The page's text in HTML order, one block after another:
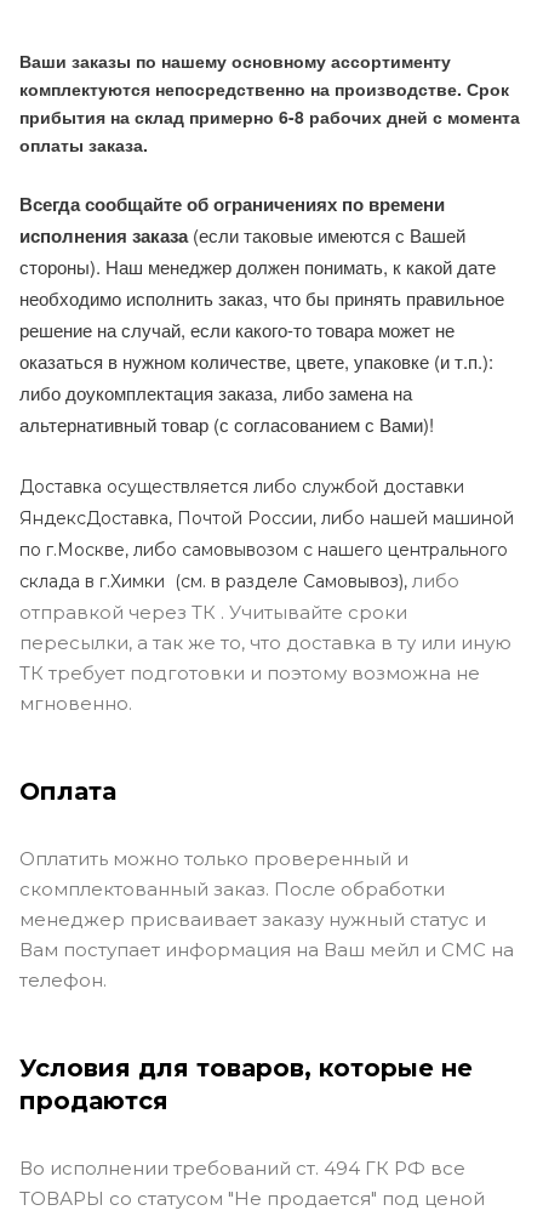
Ваши заказы по нашему основному ассортименту
комплектуются непосредственно на производстве. Срок
прибытия на склад примерно 6-8 рабочих дней с момента
оплаты заказа.
Всегда сообщайте об ограничениях по времени
исполнения заказа(если таковые имеются с Вашей
стороны). Наш менеджер должен понимать, к какой дате
необходимо исполнить заказ, что бы принять правильное
решение на случай, если какого-то товара может не
оказаться в нужном количестве, цвете, упаковке (и т.п.):
либо доукомплектация заказа, либо замена на
альтернативный товар (с согласованием с Вами)!
Доставка осуществляется либо службой доставки
ЯндексДоставка, Почтой России, либо нашей машиной
по г.Москве, либо самовывозом с нашего центрального
склада в г.Химки (см. в разделе Самовывоз), либо
отправкой через ТК . Учитывайте сроки
пересылки, а так же то, что доставка в ту или иную
ТК требует подготовки и поэтому возможна не
мгновенно.
Оплата
Оплатить можно только проверенный и
скомплектованный заказ. После обработки
менеджер присваивает заказу нужный статус и
Вам поступает информация на Ваш мейл и СМС на
телефон.
Условия для товаров, которые не
продаются
Во исполнении требований ст. 494 ГК РФ все
ТОВАРЫ со статусом "Не продается" под ценой